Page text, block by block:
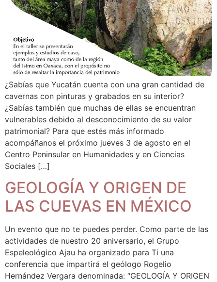
¿Sabías que Yucatán cuenta con una gran cantidad de
cavernas con pinturas y grabados en su interior?
¿Sabías también que muchas de ellas se encuentran
vulnerables debido al desconocimiento de su valor
patrimonial? Para que estés más informado
acompáñanos el próximo jueves 3 de agosto en el
Centro Peninsular en Humanidades y en Ciencias
Sociales […]
GEOLOGÍA Y ORIGEN DE
LAS CUEVAS EN MÉXICO
Un evento que no te puedes perder. Como parte de las
actividades de nuestro 20 aniversario, el Grupo
Espeleológico Ajau ha organizado para Ti una
conferencia que impartirá el geólogo Rogelio
Hernández Vergara denominada: “GEOLOGÍA Y ORIGEN